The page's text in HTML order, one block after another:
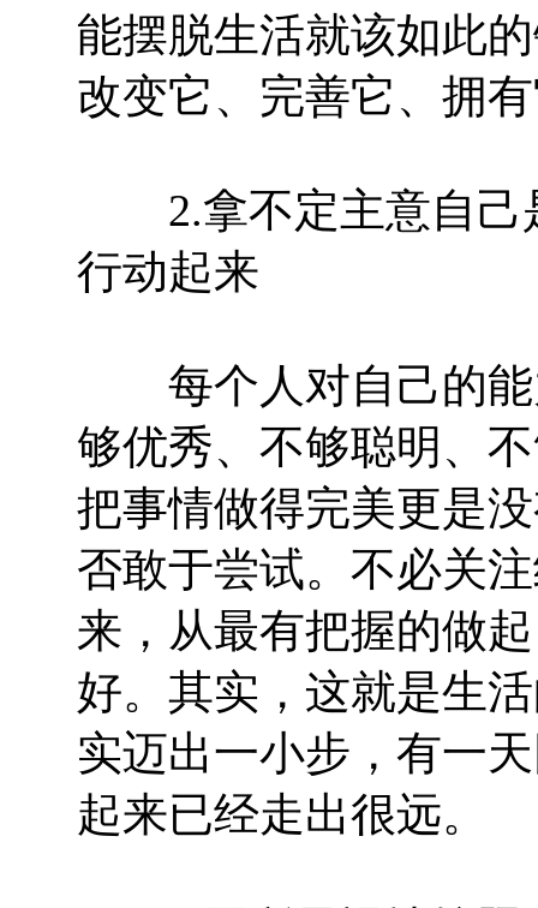
能摆脱生活就该如此
改变它、完善它、拥
2.拿不定主意自己
行动起来
每个人对自己的能
够优秀、不够聪明、
把事情做得完美更是
否敢于尝试。不必关
来，从最有把握的做
好。其实，这就是生
实迈出一小步，有一
起来已经走出很远。